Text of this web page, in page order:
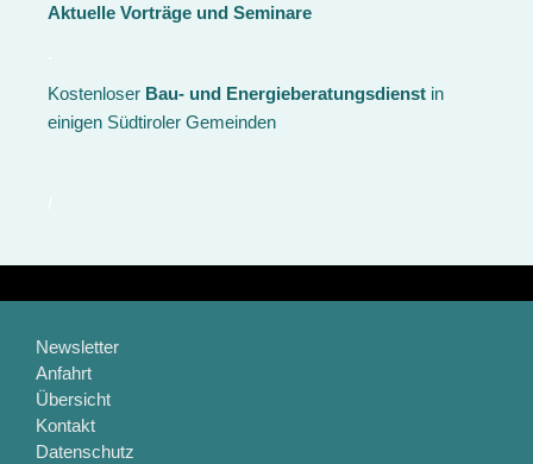
Aktuelle Vorträge und Seminare
Kostenloser Bau- und Energieberatungsdienst in
einigen Südtiroler Gemeinden
Newsletter
Anfahrt
Übersicht
Kontakt
Datenschutz